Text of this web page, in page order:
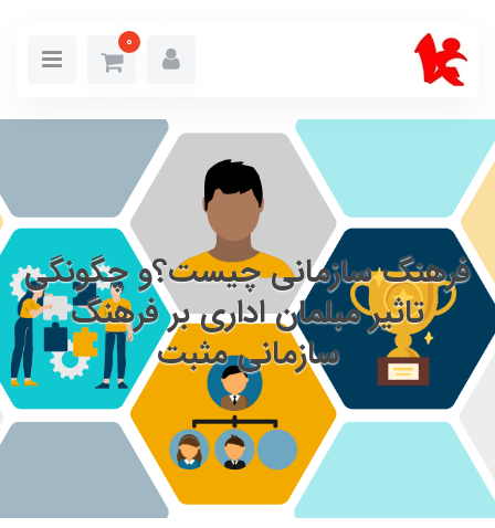
0
فرهنگ سازمانی چیست؟و چگونگی
تاثیر مبلمان اداری بر فرهنگ
سازمانی مثبت